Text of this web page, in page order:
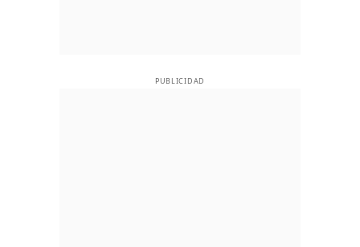
PUBLICIDAD